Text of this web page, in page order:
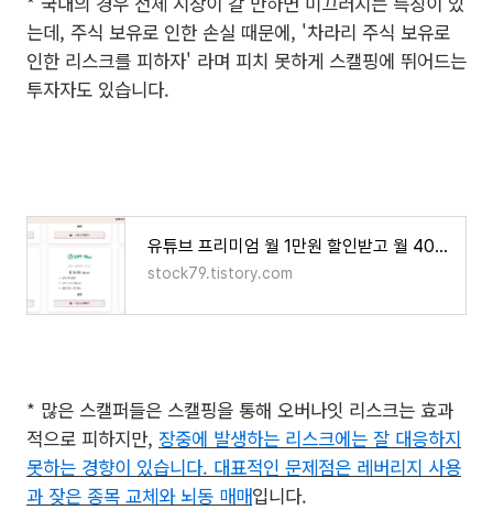
는데, 주식 보유로 인한 손실 때문에, '차라리 주식 보유로
인한 리스크를 피하자' 라며 피치 못하게 스캘핑에 뛰어드는
투자자도 있습니다.
유튜브 프리미엄 월 1만원 할인받고 월 4000원에 이용하는 방법
stock79.tistory.com
* 많은 스캘퍼들은 스캘핑을 통해 오버나잇 리스크는 효과
적으로 피하지만, 장중에 발생하는 리스크에는 잘 대응하지
못하는 경향이 있습니다. 대표적인 문제점은 레버리지 사용
과 잦은 종목 교체와 뇌동 매매입니다.